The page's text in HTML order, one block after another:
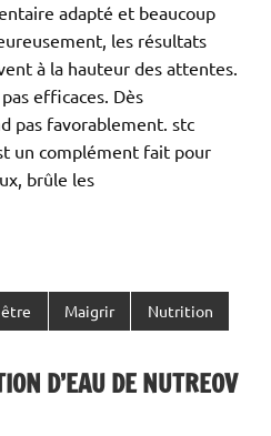
adapté et beaucoup
les résultats
à la hauteur des attentes.
efficaces. Dès
pas favorablement. stc
un complément fait pour
brûle les
Maigrir Nutrition
D’EAU DE NUTREOV